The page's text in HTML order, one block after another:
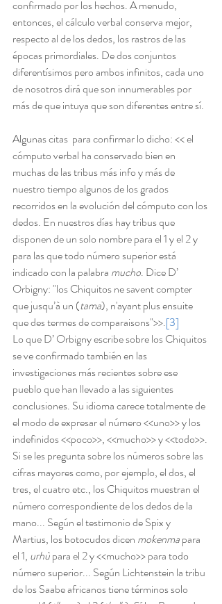
confirmado por los hechos. A menudo,
entonces, el cálculo verbal conserva mejor,
respecto al de los dedos, los rastros de las
épocas primordiales. De dos conjuntos
diferentísimos pero ambos infinitos, cada uno
de nosotros dirá que son innumerables por
más de que intuya que son diferentes entre sí.
Algunas citas  para confirmar lo dicho: << el
cómputo verbal ha conservado bien en
muchas de las tribus más info y más de
nuestro tiempo algunos de los grados
recorridos en la evolución del cómputo con los
dedos. En nuestros días hay tribus que
disponen de un solo nombre para el 1 y el 2 y
para las que todo número superior está
indicado con la palabra mucho. Dice D’
Orbigny: "los Chiquitos ne savent compter
que jusqu’à un (tama), n'ayant plus ensuite
que des termes de comparaisons">>.[3]
Lo que D’ Orbigny escribe sobre los Chiquitos
se ve confirmado también en las
investigaciones más recientes sobre ese
pueblo que han llevado a las siguientes
conclusiones. Su idioma carece totalmente de
el modo de expresar el número <<uno>> y los
indefinidos <<poco>>, <<mucho>> y <<todo>>.
Si se les pregunta sobre los números sobre las
cifras mayores como, por ejemplo, el dos, el
tres, el cuatro etc., los Chiquitos muestran el
número correspondiente de los dedos de la
mano... Según el testimonio de Spix y
Martius, los botocudos dicen mokenma para
el 1, urhù para el 2 y <<mucho>> para todo
número superior... Según Lichtenstein la tribu
de los Saabe africanos tiene términos solo